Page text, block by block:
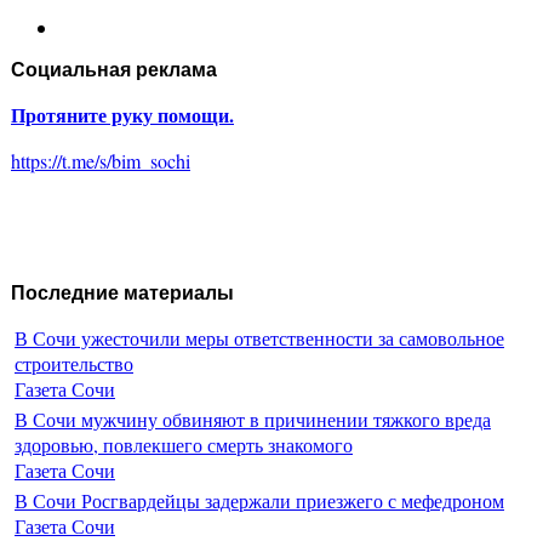
Социальная реклама
Протяните руку помощи.
https://t.me/s/bim_sochi
Последние материалы
В Сочи ужесточили меры ответственности за самовольное
строительство
Газета Сочи
В Сочи мужчину обвиняют в причинении тяжкого вреда
здоровью, повлекшего смерть знакомого
Газета Сочи
В Сочи Росгвардейцы задержали приезжего с мефедроном
Газета Сочи